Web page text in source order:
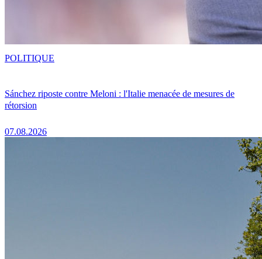
Sánchez riposte contre Meloni : l'Italie menacée de mesures de
rétorsion
07.08.2026
POLITIQUE